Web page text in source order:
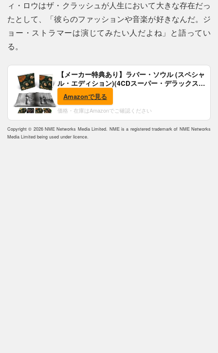
ィ・ロウはザ・クラッシュが人生において大きな存在だっ
たとして、「彼らのファッションや音楽が好きなんだ。ジ
ョー・ストラマーは演じてみたい人だよね」と語ってい
る。
【メーカー特典あり】ラバー・ソウル (スペシャ
ル・エディション)(4CDスーパー・デラックス)
(完全生産限定盤)(SHM-CD)(特典:B2ポスター付)
Amazonで見る
価格・在庫はAmazonでご確認ください
Copyright © 2026 NME Networks Media Limited. NME is a registered trademark of NME Networks
Media Limited being used under licence.